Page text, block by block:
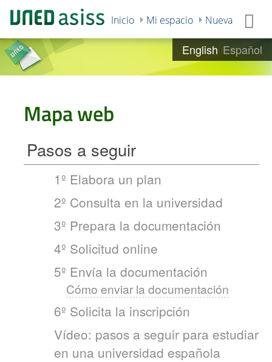
English Español
Inicio Mi espacio Nueva página
Mapa web
Pasos a seguir
1º Elabora un plan
2º Consulta en la universidad
3º Prepara la documentación
4º Solicitud online
5º Envía la documentación
Cómo enviar la documentación
6º Solicita la inscripción
Vídeo: pasos a seguir para estudiar
en una universidad española